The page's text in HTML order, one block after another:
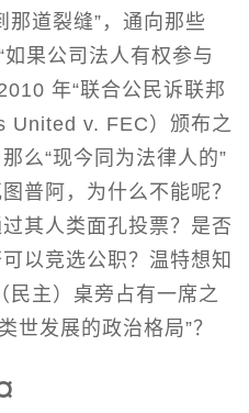
那道裂缝”，通向那些
如果公司法人有权参与
年“联合公民诉联邦
United v. FEC）颁布之
么“现今同为法律人的”
普阿，为什么不能呢？
其人类面孔投票？是否
以竞选公职？温特想知
民主）桌旁占有一席之
世发展的政治格局”？